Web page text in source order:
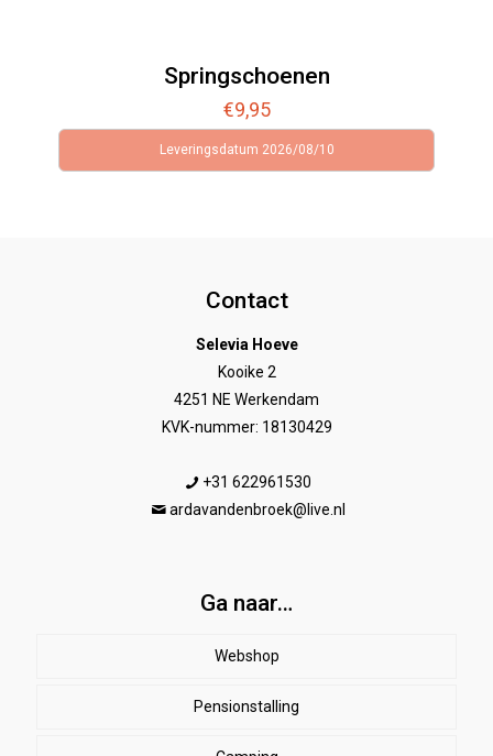
Springschoenen
€9,95
Leveringsdatum 2026/08/10
Contact
Selevia Hoeve
Kooike 2
4251 NE Werkendam
KVK-nummer: 18130429
+31 622961530
ardavandenbroek@live.nl
Ga naar…
Webshop
Paard
Pensionstalling